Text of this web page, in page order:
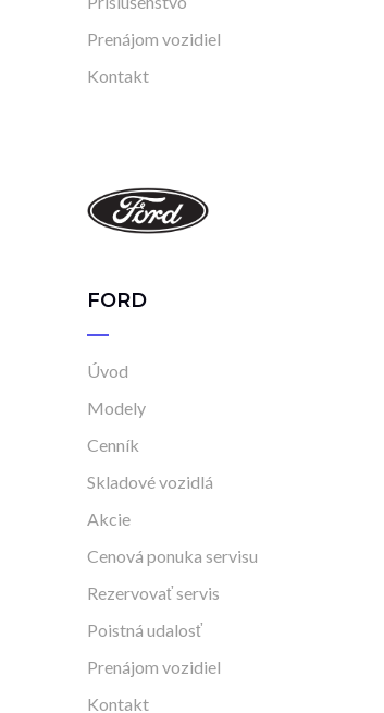
Prenájom vozidiel
Kontakt
FORD
Úvod
Modely
Cenník
Skladové vozidlá
Akcie
Cenová ponuka servisu
Rezervovať servis
Poistná udalosť
Prenájom vozidiel
Kontakt